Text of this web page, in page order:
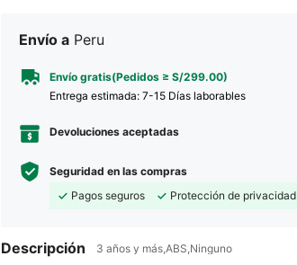
Envío a Peru
Envío gratis(Pedidos ≥ S/299.00)
Entrega estimada: 7-15 Días laborables
Devoluciones aceptadas
Seguridad en las compras
Pagos seguros
Protección de privacidad
Descripción 3 años y más,ABS,Ninguno
4.68 2K